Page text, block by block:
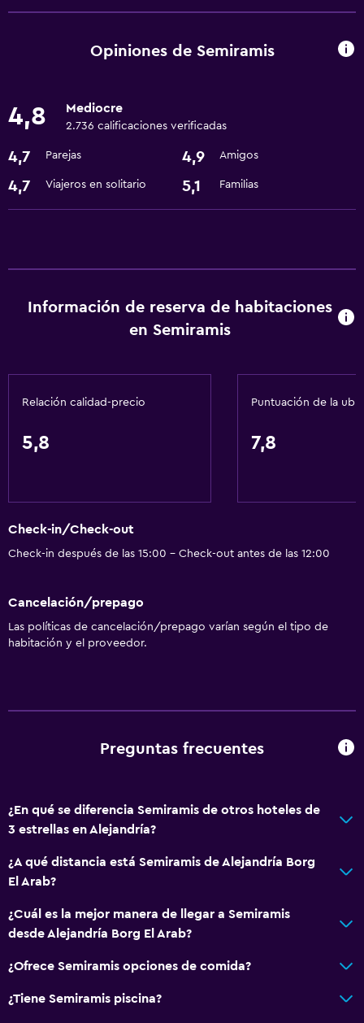
Ascensor
Lavandería
Comedor
Minibar
Servicio de habitaciones
General
Espacio de almacenamiento
Salud y seguridad
Opiniones de Semiramis
4,8 Mediocre
2.736 calificaciones verificadas
4,7 Parejas 4,9 Amigos
4,7 Viajeros en solitario 5,1 Familias
Información de reserva de habitaciones
en Semiramis
Relación calidad-precio
5,8
Puntuación de la
7,8
Check-in/Check-out
Check-in después de las 15:00 - Check-out antes de las 12:00
Cancelación/prepago
Las políticas de cancelación/prepago varían según el tipo de
habitación y el proveedor.
Preguntas frecuentes
¿En qué se diferencia Semiramis de otros hoteles de
3 estrellas en Alejandría?
¿A qué distancia está Semiramis de Alejandría Borg
El Arab?
¿Cuál es la mejor manera de llegar a Semiramis
desde Alejandría Borg El Arab?
¿Ofrece Semiramis opciones de comida?
¿Tiene Semiramis piscina?